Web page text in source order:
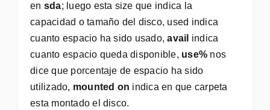
en sda; luego esta size que indica la
capacidad o tamaño del disco, used indica
cuanto espacio ha sido usado,avail indica
cuanto espacio queda disponible, use% nos
dice que porcentaje de espacio ha sido
utilizado, mounted on indica en que carpeta
esta montado el disco.